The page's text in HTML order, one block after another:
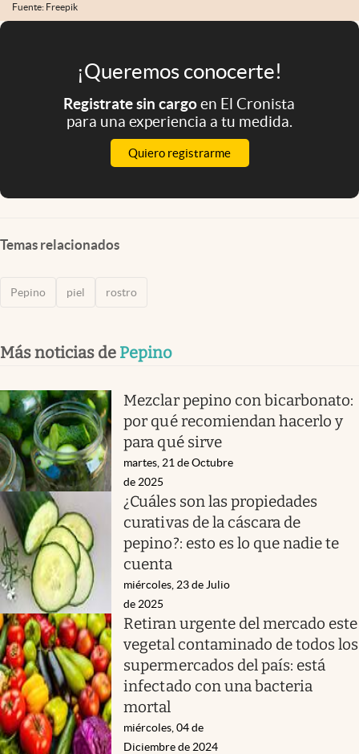
Fuente: Freepik
¡Queremos conocerte!
Registrate sin cargoen El Cronista
para una experiencia a tu medida.
Quiero registrarme
Temas relacionados
Pepino piel rostro
Más noticias de Pepino
Mezclar pepino con bicarbonato:
por qué recomiendan hacerlo y
para qué sirve
martes, 21 de Octubre
de 2025
¿Cuáles son las propiedades
curativas de la cáscara de
pepino?: esto es lo que nadie te
cuenta
miércoles, 23 de Julio
de 2025
Retiran urgente del mercado este
vegetal contaminado de todos los
supermercados del país: está
infectado con una bacteria
mortal
miércoles, 04 de
Diciembre de 2024